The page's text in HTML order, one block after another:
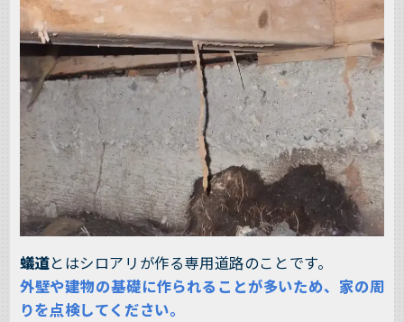
蟻道とはシロアリが作る専用道路のことです。
外壁や建物の基礎に作られることが多いため、家の周
りを点検してください。